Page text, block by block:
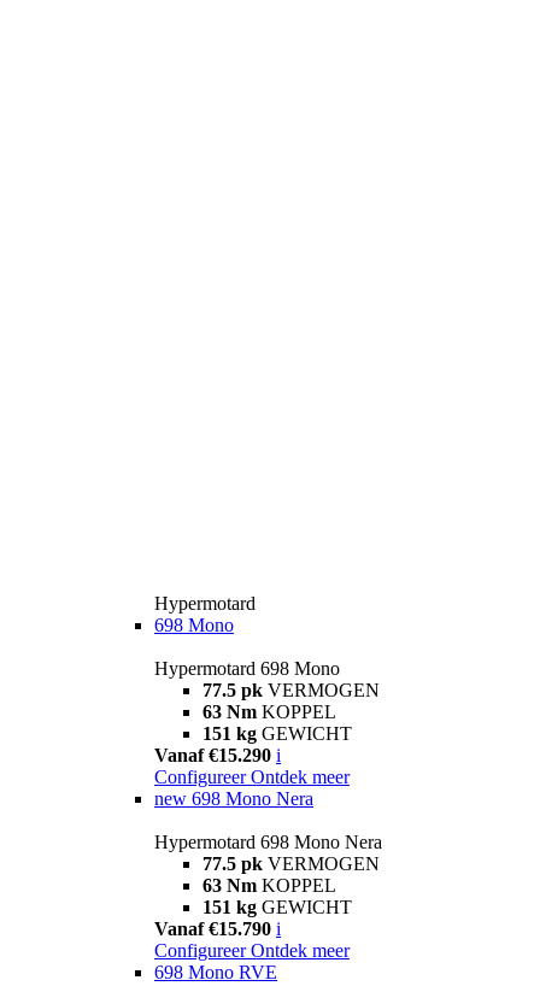
Hypermotard
698 Mono
Hypermotard 698 Mono
77.5 pk VERMOGEN
63 Nm KOPPEL
151 kg GEWICHT
Vanaf €15.290 i
Configureer Ontdek meer
new 698 Mono Nera
Hypermotard 698 Mono Nera
77.5 pk VERMOGEN
63 Nm KOPPEL
151 kg GEWICHT
Vanaf €15.790 i
Configureer Ontdek meer
698 Mono RVE